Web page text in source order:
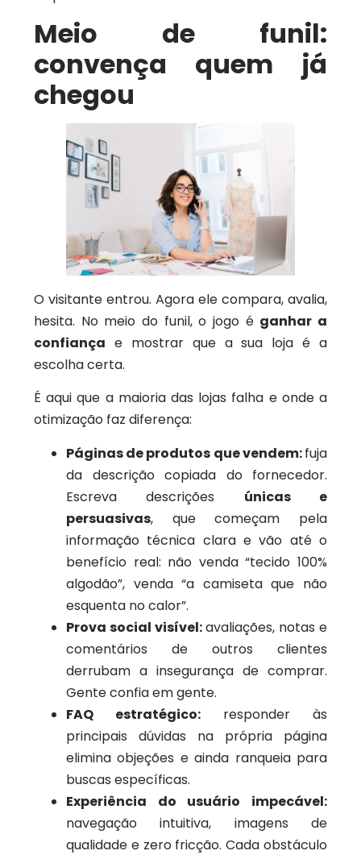
Meio de funil:
convença quem já
chegou
O visitante entrou. Agora ele compara, avalia,
hesita. No meio do funil, o jogo é ganhar a
confiança e mostrar que a sua loja é a
escolha certa.
É aqui que a maioria das lojas falha e onde a
otimização faz diferença:
Páginas de produtos que vendem:fuja
da descrição copiada do fornecedor.
Escreva descrições únicas e
persuasivas, que começam pela
informação técnica clara e vão até o
benefício real: não venda “tecido 100%
algodão”, venda “a camiseta que não
esquenta no calor”.
Prova social visível:avaliações, notas e
comentários de outros clientes
derrubam a insegurança de comprar.
Gente confia em gente.
FAQ estratégico: responder às
principais dúvidas na própria página
elimina objeções e ainda ranqueia para
buscas específicas.
Experiência do usuário impecável:
navegação intuitiva, imagens de
qualidade e zero fricção. Cada obstáculo